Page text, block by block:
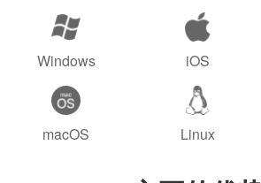
Windows iOS
macOS Linux